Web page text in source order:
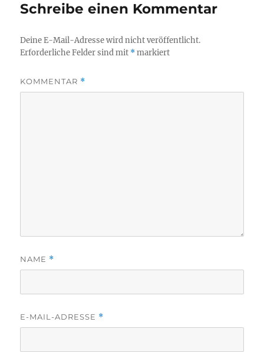
Schreibe einen Kommentar
Deine E-Mail-Adresse wird nicht veröffentlicht.
Erforderliche Felder sind mit *markiert
KOMMENTAR *
NAME *
E-MAIL-ADRESSE *